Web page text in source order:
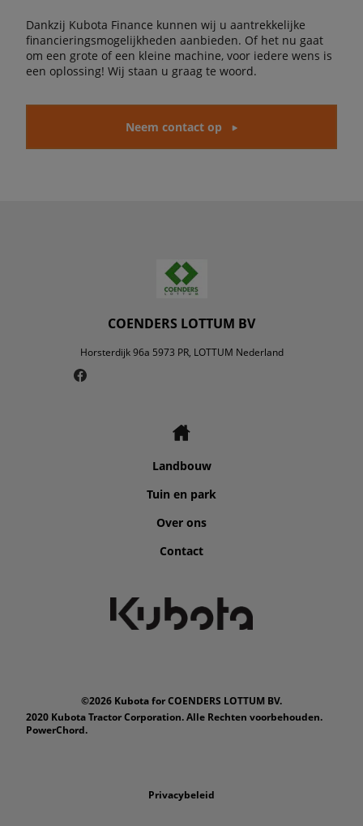
Dankzij Kubota Finance kunnen wij u aantrekkelijke
financieringsmogelijkheden aanbieden. Of het nu gaat
om een grote of een kleine machine, voor iedere wens is
een oplossing! Wij staan u graag te woord.
Neem contact op
COENDERS LOTTUM BV
Horsterdijk 96a 5973 PR, LOTTUM Nederland
Landbouw
Tuin en park
Over ons
Contact
©2026 Kubota for COENDERS LOTTUM BV.
2020 Kubota Tractor Corporation. Alle Rechten voorbehouden.
PowerChord.
Privacybeleid